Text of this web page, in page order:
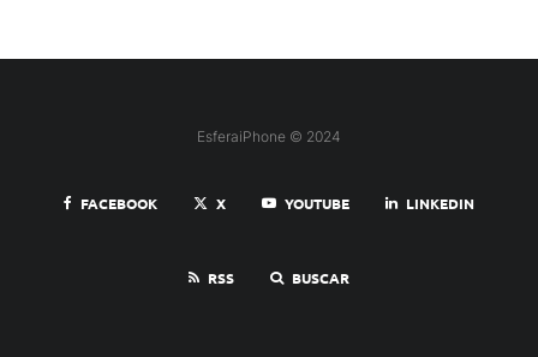
EsferaiPhone © 2024
FACEBOOK X YOUTUBE LINKEDIN
RSS BUSCAR